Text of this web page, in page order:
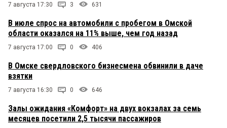
7 августа 17:30 3 631
В июле спрос на автомобили с пробегом в Омской
области оказался на 11% выше, чем год назад
7 августа 17:00 0 406
В Омске свердловского бизнесмена обвинили в даче
взятки
7 августа 16:30 0 646
Залы ожидания «Комфорт» на двух вокзалах за семь
месяцев посетили 2,5 тысячи пассажиров